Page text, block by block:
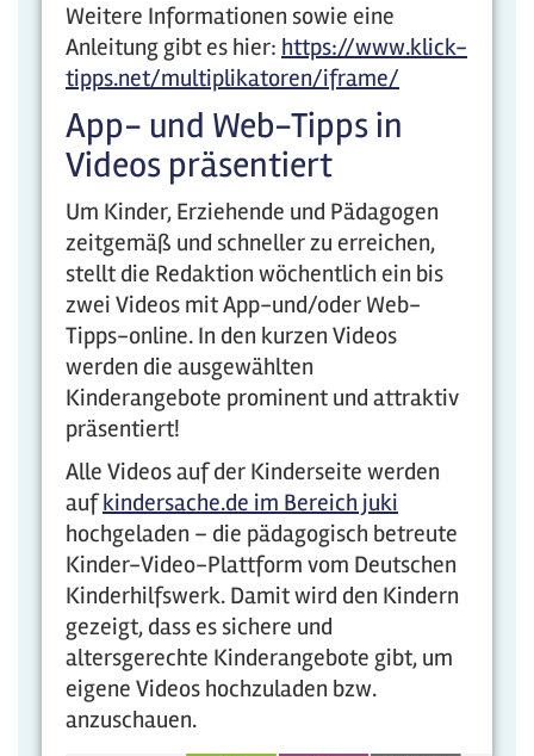
Weitere Informationen sowie eine
Anleitung gibt es hier: https://www.klick-
tipps.net/multiplikatoren/iframe/
App- und Web-Tipps in
Videos präsentiert
Um Kinder, Erziehende und Pädagogen
zeitgemäß und schneller zu erreichen,
stellt die Redaktion wöchentlich ein bis
zwei Videos mit App-und/oder Web-
Tipps-online. In den kurzen Videos
werden die ausgewählten
Kinderangebote prominent und attraktiv
präsentiert!
Alle Videos auf der Kinderseite werden
aufkindersache.de im Bereich juki
hochgeladen – die pädagogisch betreute
Kinder-Video-Plattform vom Deutschen
Kinderhilfswerk. Damit wird den Kindern
gezeigt, dass es sichere und
altersgerechte Kinderangebote gibt, um
eigene Videos hochzuladen bzw.
anzuschauen.